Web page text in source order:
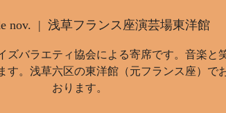
nov.
  |
浅草フランス座演芸場東洋館
ズバラエティ協会による寄席です。音楽と
す。浅草六区の東洋館（元フランス座）で
おります。